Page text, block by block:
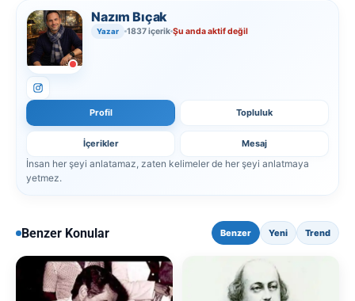
Nazım Bıçak
Yazar 1837 içerik Şu anda aktif değil
Profil Topluluk
İçerikler Mesaj
İnsan her şeyi anlatamaz, zaten kelimeler de her şeyi anlatmaya
yetmez.
Benzer Konular Benzer Yeni Trend